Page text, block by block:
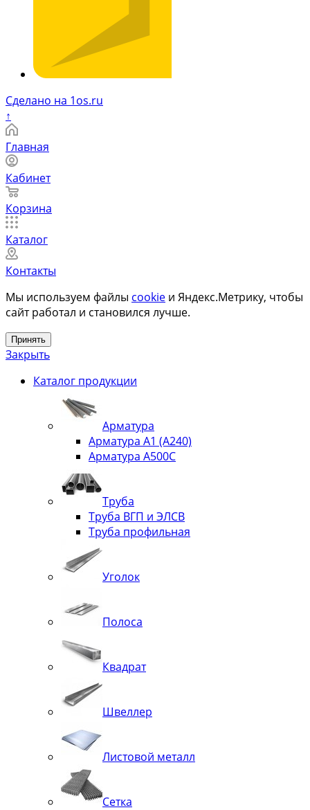
Сделано на 1os.ru
↑
Главная
Кабинет
Корзина
Каталог
Контакты
Мы используем файлы cookie и Яндекс.Метрику, чтобы
сайт работал и становился лучше.
Принять
Закрыть
Каталог продукции
Арматура
Арматура А1 (А240)
Арматура А500С
Труба
Труба ВГП и ЭЛСВ
Труба профильная
Уголок
Полоса
Квадрат
Швеллер
Листовой металл
Сетка